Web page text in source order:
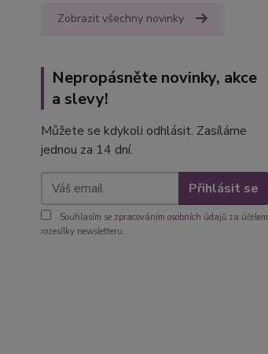
Zobrazit všechny novinky
Nepropásněte novinky, akce
a slevy!
Můžete se kdykoli odhlásit. Zasíláme
jednou za 14 dní.
Přihlásit se
Souhlasím se zpracováním osobních údajů za účelem
rozesílky newsletteru.